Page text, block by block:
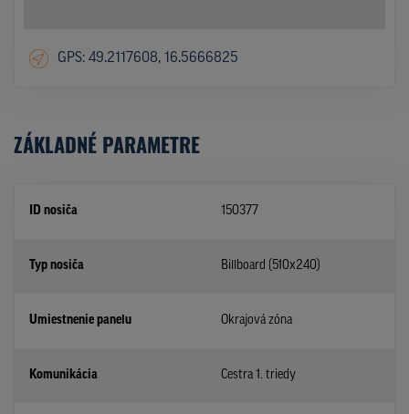
GPS: 49.2117608, 16.5666825
ZÁKLADNÉ PARAMETRE
ID nosiča 150377
Typ nosiča Billboard (510x240)
Umiestnenie panelu Okrajová zóna
Komunikácia Cestra 1. triedy